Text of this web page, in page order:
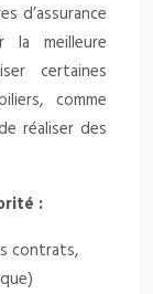
d’assurance
meilleure
certaines
comme
réaliser des
:
contrats,